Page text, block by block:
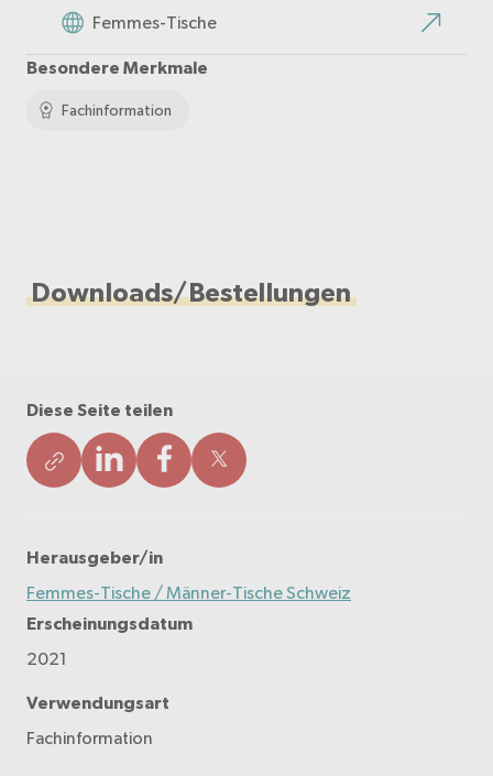
Femmes-Tische
Besondere Merkmale
Fachinformation
Downloads/Bestellungen
Diese Seite teilen
Herausgeber/in
Femmes-Tische / Männer-Tische Schweiz
Erscheinungsdatum
2021
Verwendungsart
Fachinformation